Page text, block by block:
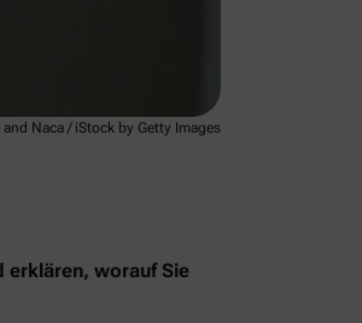
Naca / iStock by Getty Images
erklären, worauf Sie